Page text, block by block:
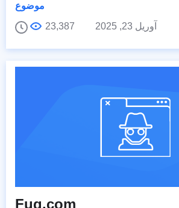
موضوع
آوریل 23, 2025
23,387
Fuq.com